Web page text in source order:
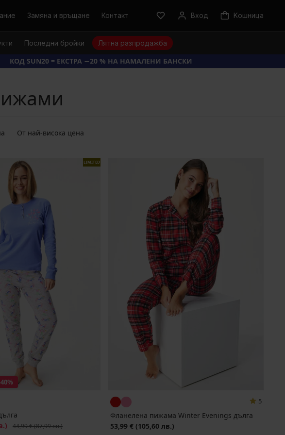
Замяна и връщане Контакт Вход Kошница
Последни бройки Лятна разпродажба
КОД SUN20 = ЕКСТРА −20 % НА НАМАЛЕНИ БАНСКИ
От най-висока цена
LIMITED
Първоначална цена
44,99 €(87,99 лв.)
5
Фланелена пижама Winter Evenings дълга
53,99 € (105,60 лв.)